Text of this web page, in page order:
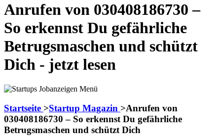
Anrufen von 030408186730 –
So erkennst Du gefährliche
Betrugsmaschen und schützt
Dich - jetzt lesen
Startseite >Startup Magazin >Anrufen von
030408186730 – So erkennst Du gefährliche
Betrugsmaschen und schützt Dich